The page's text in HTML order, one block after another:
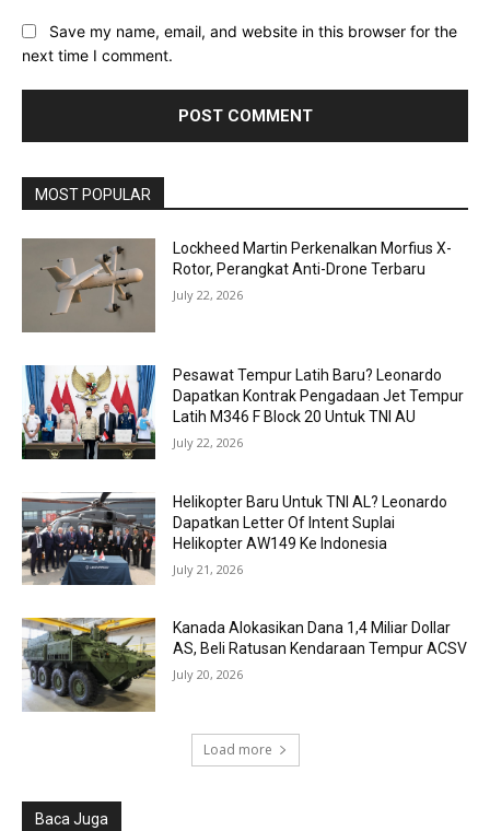
Save my name, email, and website in this browser for the
next time I comment.
MOST POPULAR
Lockheed Martin Perkenalkan Morfius X-
Rotor, Perangkat Anti-Drone Terbaru
July 22, 2026
Pesawat Tempur Latih Baru? Leonardo
Dapatkan Kontrak Pengadaan Jet Tempur
Latih M346 F Block 20 Untuk TNI AU
July 22, 2026
Helikopter Baru Untuk TNI AL? Leonardo
Dapatkan Letter Of Intent Suplai
Helikopter AW149 Ke Indonesia
July 21, 2026
Kanada Alokasikan Dana 1,4 Miliar Dollar
AS, Beli Ratusan Kendaraan Tempur ACSV
July 20, 2026
Load more
Baca Juga